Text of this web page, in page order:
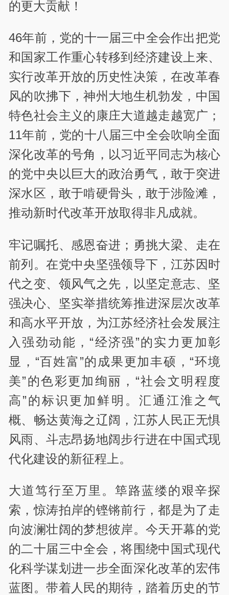
的更大贡献！
46年前，党的十一届三中全会作出把党
和国家工作重心转移到经济建设上来、
实行改革开放的历史性决策，在改革春
风的吹拂下，神州大地生机勃发，中国
特色社会主义的康庄大道越走越宽广；
11年前，党的十八届三中全会吹响全面
深化改革的号角，以习近平同志为核心
的党中央以巨大的政治勇气，敢于突进
深水区，敢于啃硬骨头，敢于涉险滩，
推动新时代改革开放取得非凡成就。
牢记嘱托、感恩奋进；勇挑大梁、走在
前列。在党中央坚强领导下，江苏因时
代之变、领风气之先，以坚定意志、坚
强决心、坚实举措统筹推进深层次改革
和高水平开放，为江苏经济社会发展注
入强劲动能，“经济强”的实力更加彰
显，“百姓富”的成果更加丰硕，“环境
美”的色彩更加绚丽，“社会文明程度
高”的标识更加鲜明。汇通江淮之气
概、畅达黄海之辽阔，江苏人民正无惧
风雨、斗志昂扬地阔步行进在中国式现
代化建设的新征程上。
大道笃行至万里。筚路蓝缕的艰辛探
索，惊涛拍岸的铿锵前行，都是为了走
向波澜壮阔的梦想彼岸。今天开幕的党
的二十届三中全会，将围绕中国式现代
化科学谋划进一步全面深化改革的宏伟
蓝图。带着人民的期待，踏着历史的节